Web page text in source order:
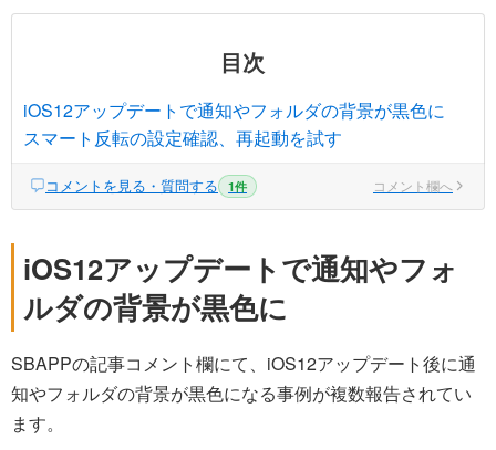
目次
iOS12アップデートで通知やフォルダの背景が黒色に
スマート反転の設定確認、再起動を試す
コメントを見る・質問する 1件 コメント欄へ
iOS12アップデートで通知やフォ
ルダの背景が黒色に
SBAPPの記事コメント欄にて、iOS12アップデート後に通
知やフォルダの背景が黒色になる事例が複数報告されてい
ます。